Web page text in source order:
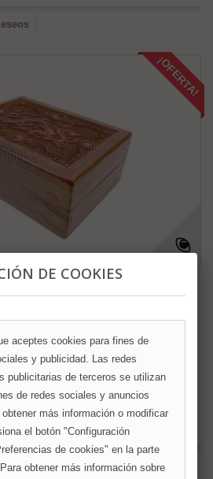
¡OFERTA!
21,99 € 24,00 €
carrito Más
Fuera de stock
DE COOKIES
aceptes cookies para fines de
y publicidad. Las redes
publicitarias de terceros se utilizan
de redes sociales y anuncios
más información o modificar
el botón "Configuración
de cookies" en la parte
obtener más información sobre